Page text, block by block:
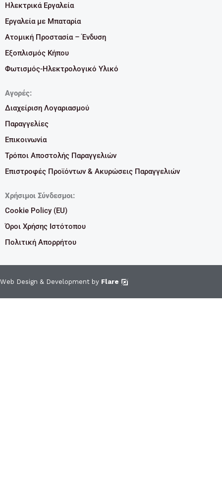
Ηλεκτρικά Εργαλεία
Εργαλεία με Μπαταρία
Ατομική Προστασία – Ένδυση
Εξοπλισμός Κήπου
Φωτισμός-Ηλεκτρολογικό Υλικό
Αγορές:
Διαχείριση Λογαριασμού
Παραγγελίες
Επικοινωνία
Τρόποι Αποστολής Παραγγελιών
Επιστροφές Προϊόντων & Ακυρώσεις Παραγγελιών
Χρήσιμοι Σύνδεσμοι:
Cookie Policy (EU)
Όροι Χρήσης Ιστότοπου
Πολιτική Απορρήτου
Web Design & Development by Flare